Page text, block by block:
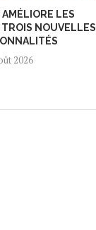
LES
TROIS NOUVELLES
2026